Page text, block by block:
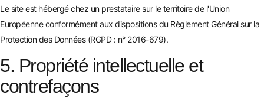
Le site est hébergé chez un prestataire sur le territoire de l'Union
Européenne conformément aux dispositions du Règlement Général sur la
Protection des Données (RGPD : n° 2016-679).
5. Propriété intellectuelle et
contrefaçons